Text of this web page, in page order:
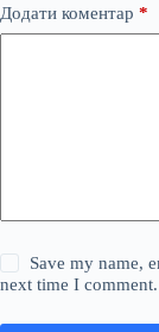
Додати коментар *
Save my name,
next time I comment.